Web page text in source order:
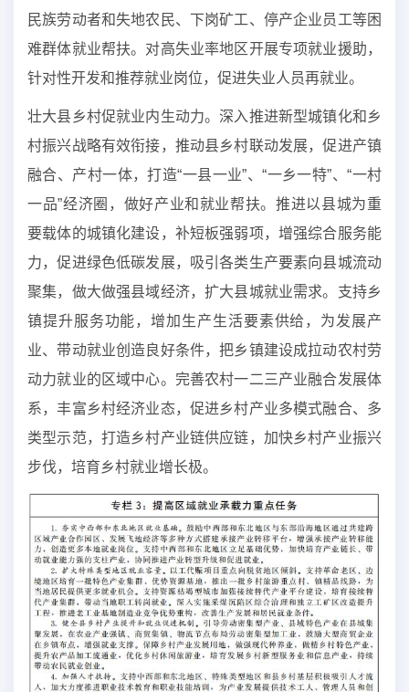
民族劳动者和失地农民、下岗矿工、停产企业员工等困
难群体就业帮扶。对高失业率地区开展专项就业援助，
针对性开发和推荐就业岗位，促进失业人员再就业。
壮大县乡村促就业内生动力。深入推进新型城镇化和乡
村振兴战略有效衔接，推动县乡村联动发展，促进产镇
融合、产村一体，打造“一县一业”、“一乡一特”、“一村
一品”经济圈，做好产业和就业帮扶。推进以县城为重
要载体的城镇化建设，补短板强弱项，增强综合服务能
力，促进绿色低碳发展，吸引各类生产要素向县城流动
聚集，做大做强县域经济，扩大县城就业需求。支持乡
镇提升服务功能，增加生产生活要素供给，为发展产
业、带动就业创造良好条件，把乡镇建设成拉动农村劳
动力就业的区域中心。完善农村一二三产业融合发展体
系，丰富乡村经济业态，促进乡村产业多模式融合、多
类型示范，打造乡村产业链供应链，加快乡村产业振兴
步伐，培育乡村就业增长极。